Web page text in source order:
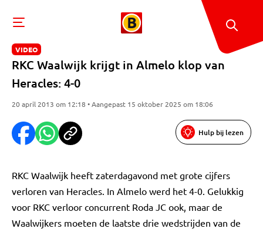
VIDEO
RKC Waalwijk krijgt in Almelo klop van
Heracles: 4-0
20 april 2013 om 12:18 • Aangepast 15 oktober 2025 om 18:06
Hulp bij lezen
RKC Waalwijk heeft zaterdagavond met grote cijfers
verloren van Heracles. In Almelo werd het 4-0. Gelukkig
voor RKC verloor concurrent Roda JC ook, maar de
Waalwijkers moeten de laatste drie wedstrijden van de